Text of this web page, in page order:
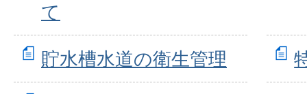
て
貯水槽水道の衛生管理